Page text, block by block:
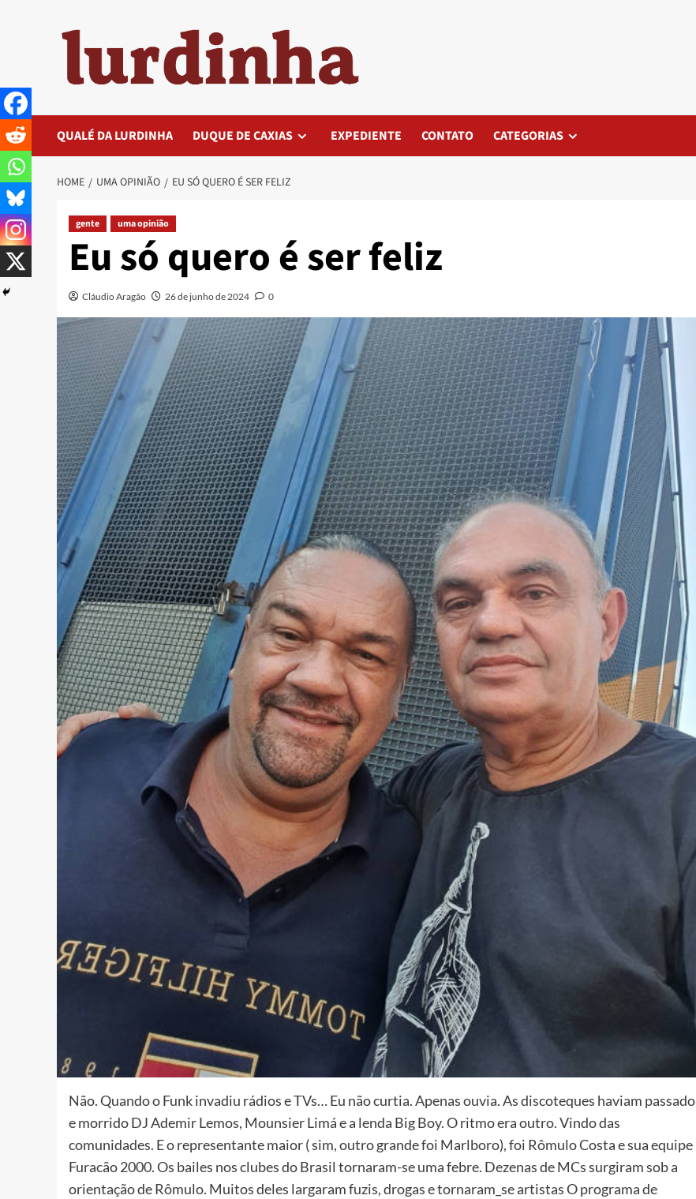
QUALÉ DA LURDINHA DUQUE DE CAXIAS EXPEDIENTE CONTATO CATEGORIAS
HOME UMA OPINIÃO EU SÓ QUERO É SER FELIZ
gente uma opinião
Eu só quero é ser feliz
Cláudio Aragão 26 de junho de 2024 0
Não. Quando o Funk invadiu rádios e TVs… Eu não curtia. Apenas ouvia. As discoteques haviam passado
e morrido DJ Ademir Lemos, Mounsier Limá e a lenda Big Boy. O ritmo era outro. Vindo das
comunidades. E o representante maior ( sim, outro grande foi Marlboro), foi Rômulo Costa e sua equipe
Furacão 2000. Os bailes nos clubes do Brasil tornaram-se uma febre. Dezenas de MCs surgiram sob a
orientação de Rômulo. Muitos deles largaram fuzis, drogas e tornaram_se artistas O programa de